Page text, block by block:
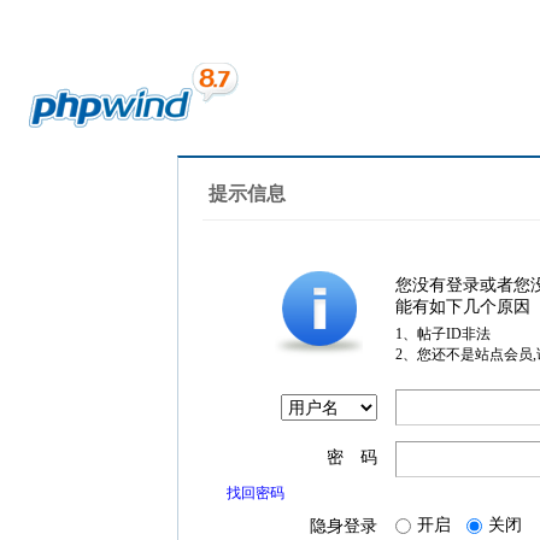
提示信息
您没有登录或者您
能有如下几个原因
1、帖子ID非法
2、您还不是站点会员
密 码
找回密码
隐身登录 开启 关闭